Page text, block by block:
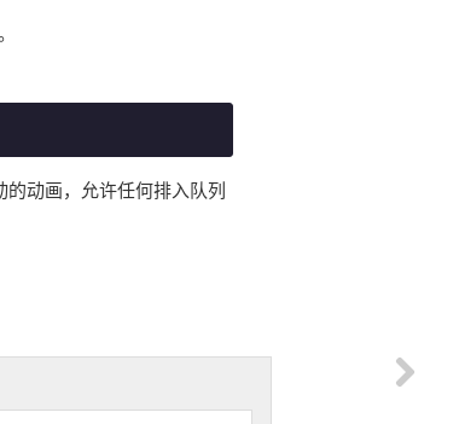
动画，允许任何排入队列